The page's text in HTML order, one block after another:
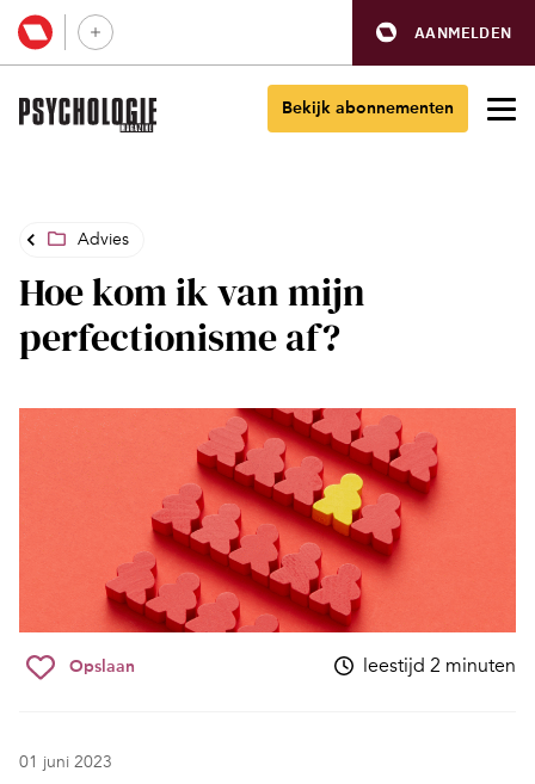
AANMELDEN
Bekijk abonnementen
Advies
Hoe kom ik van mijn
perfectionisme af?
Opslaan leestijd 2 minuten
01 juni 2023